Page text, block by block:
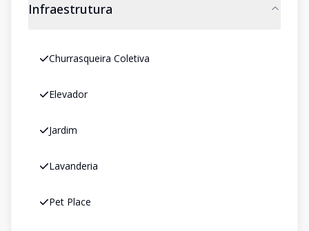
Infraestrutura
Churrasqueira Coletiva
Elevador
Jardim
Lavanderia
Pet Place